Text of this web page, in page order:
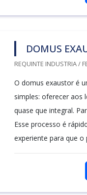
DOMUS
REQUINTE INDUSTRIA /
O domus exaustor é
simples: oferecer aos
quase que integral.
Esse processo é
experiente para que o